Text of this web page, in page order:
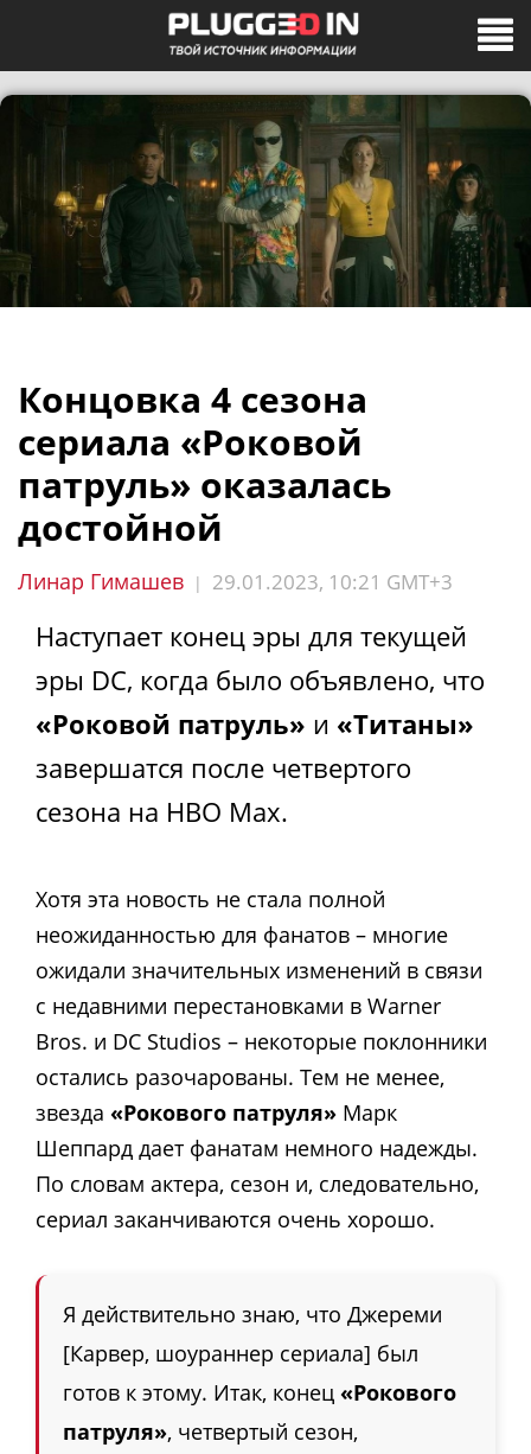
Концовка 4 сезона
сериала «Роковой
патруль» оказалась
достойной
Линар Гимашев | 29.01.2023, 10:21 GMT+3
Наступает конец эры для текущей
эры DC, когда было объявлено, что
«Роковой патруль» и «Титаны»
завершатся после четвертого
сезона на HBO Max.
Хотя эта новость не стала полной
неожиданностью для фанатов – многие
ожидали значительных изменений в связи
с недавними перестановками в Warner
Bros. и DC Studios – некоторые поклонники
остались разочарованы. Тем не менее,
звезда «Рокового патруля» Марк
Шеппард дает фанатам немного надежды.
По словам актера, сезон и, следовательно,
сериал заканчиваются очень хорошо.
Я действительно знаю, что Джереми
[Карвер, шоураннер сериала] был
готов к этому. Итак, конец «Рокового
патруля», четвертый сезон,